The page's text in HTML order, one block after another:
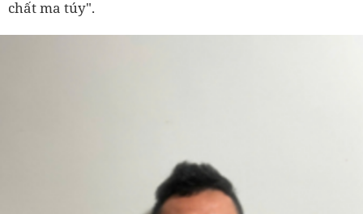
chất ma túy".